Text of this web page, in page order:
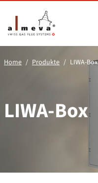
Home Produkte LIWA-Box
LIWA-Box